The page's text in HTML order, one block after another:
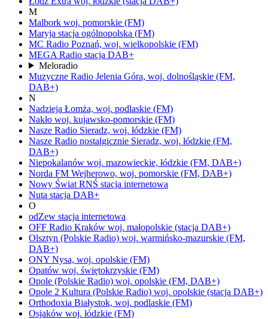
M
Malbork woj. pomorskie (FM)
Maryja stacja ogólnopolska (FM)
MC Radio Poznań, woj. wielkopolskie (FM)
MEGA Radio stacja DAB+
Meloradio
Muzyczne Radio Jelenia Góra, woj. dolnośląskie (FM,
DAB+)
N
Nadzieja Łomża, woj. podlaskie (FM)
Nakło woj. kujawsko-pomorskie (FM)
Nasze Radio Sieradz, woj. łódzkie (FM)
Nasze Radio nostalgicznie Sieradz, woj. łódzkie (FM,
DAB+)
Niepokalanów woj. mazowieckie, łódzkie (FM, DAB+)
Norda FM Wejherowo, woj. pomorskie (FM, DAB+)
Nowy Świat RNŚ stacja internetowa
Nuta stacja DAB+
O
odZew stacja internetowa
OFF Radio Kraków woj. małopolskie (stacja DAB+)
Olsztyn (Polskie Radio) woj. warmińsko-mazurskie (FM,
DAB+)
ONY Nysa, woj. opolskie (FM)
Opatów woj. świętokrzyskie (FM)
Opole (Polskie Radio) woj. opolskie (FM, DAB+)
Opole 2 Kultura (Polskie Radio) woj. opolskie (stacja DAB+)
Orthodoxia Białystok, woj. podlaskie (FM)
Osjaków woj. łódzkie (FM)